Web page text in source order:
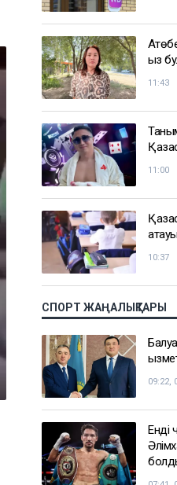
қыз
11:43
11:00
10:37
СПОРТ ЖАҢАЛЫҚТАРЫ
09:22,
Енді